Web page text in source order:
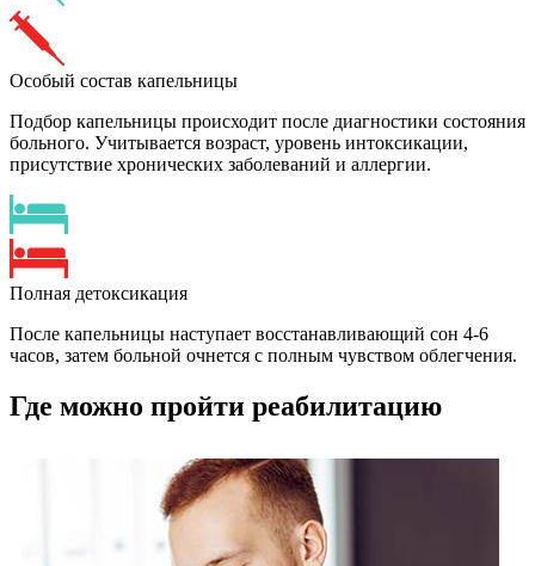
Особый состав капельницы
Подбор капельницы происходит после диагностики состояния
больного. Учитывается возраст, уровень интоксикации,
присутствие хронических заболеваний и аллергии.
Полная детоксикация
После капельницы наступает восстанавливающий сон 4-6
часов, затем больной очнется с полным чувством облегчения.
Где можно пройти реабилитацию